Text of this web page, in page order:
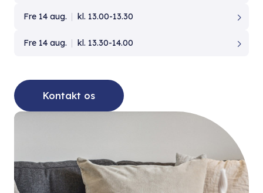
Fre 14 aug. kl. 13.00-13.30
Fre 14 aug. kl. 13.30-14.00
Kontakt os